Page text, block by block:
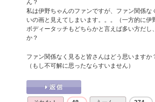
ん？
私は伊野ちゃんのファンですが、ファン関係な
いの画と見えてしまいます。。。（一方的に伊
ボディータッチもどちらかと言えば多い方だし
か？
ファン関係なく見ると皆さんはどう思いますか
（もし不可解に思ったならすいません）